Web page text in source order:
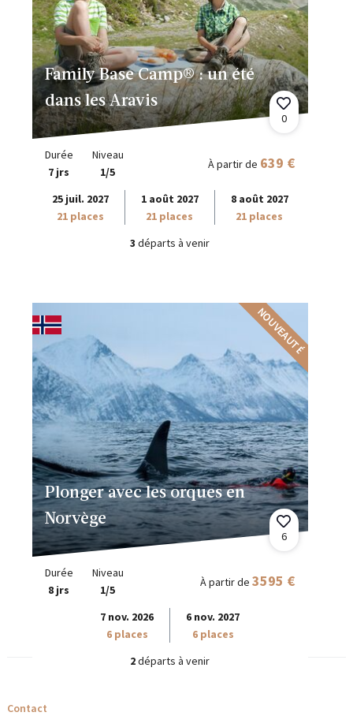
Family Base Camp® : un été
dans les Aravis
0
Durée
7 jrs
Niveau
1/5
À partir de 639 €
25 juil. 2027
21 places
1 août 2027
21 places
8 août 2027
21 places
3 départs à venir
NOUVEAUTÉ
Plonger avec les orques en
Norvège
6
Durée
8 jrs
Niveau
1/5
À partir de 3595 €
7 nov. 2026
6 places
6 nov. 2027
6 places
2départs à venir
Contact